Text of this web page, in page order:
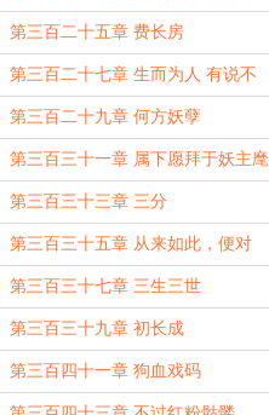
第三百二十五章 费长房
第三百二十七章 生而为人 有说不
的权利
第三百二十九章 何方妖孽
第三百三十一章 属下愿拜于妖主麾
下
第三百三十三章 三分
第三百三十五章 从来如此，便对
么？
第三百三十七章 三生三世
第三百三十九章 初长成
第三百四十一章 狗血戏码